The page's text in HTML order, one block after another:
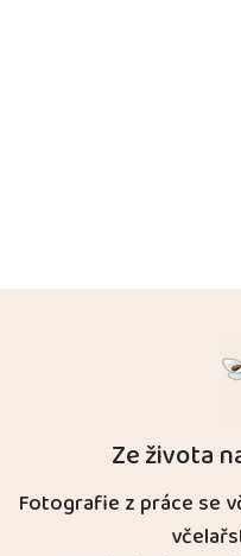
Ze života
Fotografie z práce se